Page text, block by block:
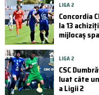
LIGA 2
Concordia
la 13
mijlocaș
LIGA 2
CSC
luat câte
a Ligii 2